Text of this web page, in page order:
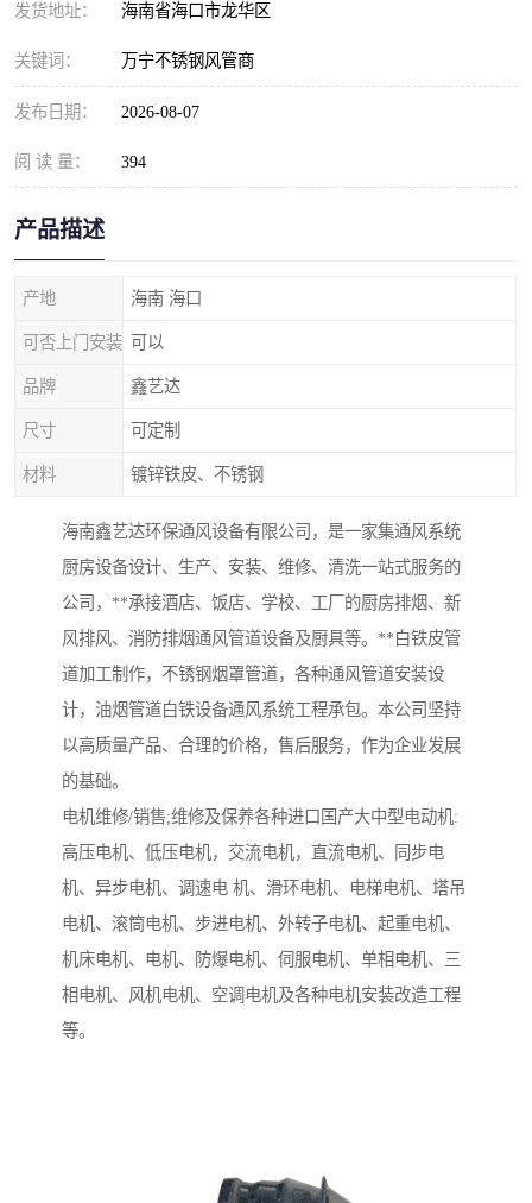
发货地址： 海南省海口市龙华区
关键词： 万宁不锈钢风管商
发布日期： 2026-08-07
阅 读 量： 394
产品描述
产地 海南 海口
可否上门安装 可以
品牌 鑫艺达
尺寸 可定制
材料 镀锌铁皮、不锈钢
海南鑫艺达环保通风设备有限公司，是一家集通风系统
厨房设备设计、生产、安装、维修、清洗一站式服务的
公司，**承接酒店、饭店、学校、工厂的厨房排烟、新
风排风、消防排烟通风管道设备及厨具等。**白铁皮管
道加工制作，不锈钢烟罩管道，各种通风管道安装设
计，油烟管道白铁设备通风系统工程承包。本公司坚持
以高质量产品、合理的价格，售后服务，作为企业发展
的基础。
电机维修/销售;维修及保养各种进口国产大中型电动机:
高压电机、低压电机，交流电机，直流电机、同步电
机、异步电机、调速电 机、滑环电机、电梯电机、塔吊
电机、滚筒电机、步进电机、外转子电机、起重电机、
机床电机、电机、防爆电机、伺服电机、单相电机、三
相电机、风机电机、空调电机及各种电机安装改造工程
等。